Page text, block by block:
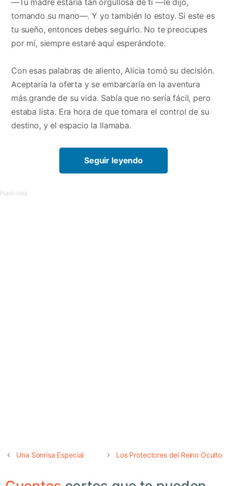
tomando su mano—. Y yo también lo estoy. Si este es
tu sueño, entonces debes seguirlo. No te preocupes
por mí, siempre estaré aquí esperándote.
Con esas palabras de aliento, Alicia tomó su decisión.
Aceptaría la oferta y se embarcaría en la aventura
más grande de su vida. Sabía que no sería fácil, pero
estaba lista. Era hora de que tomara el control de su
destino, y el espacio la llamaba.
Seguir leyendo
Una Sonrisa Especial Los Protectores del Reino Oculto